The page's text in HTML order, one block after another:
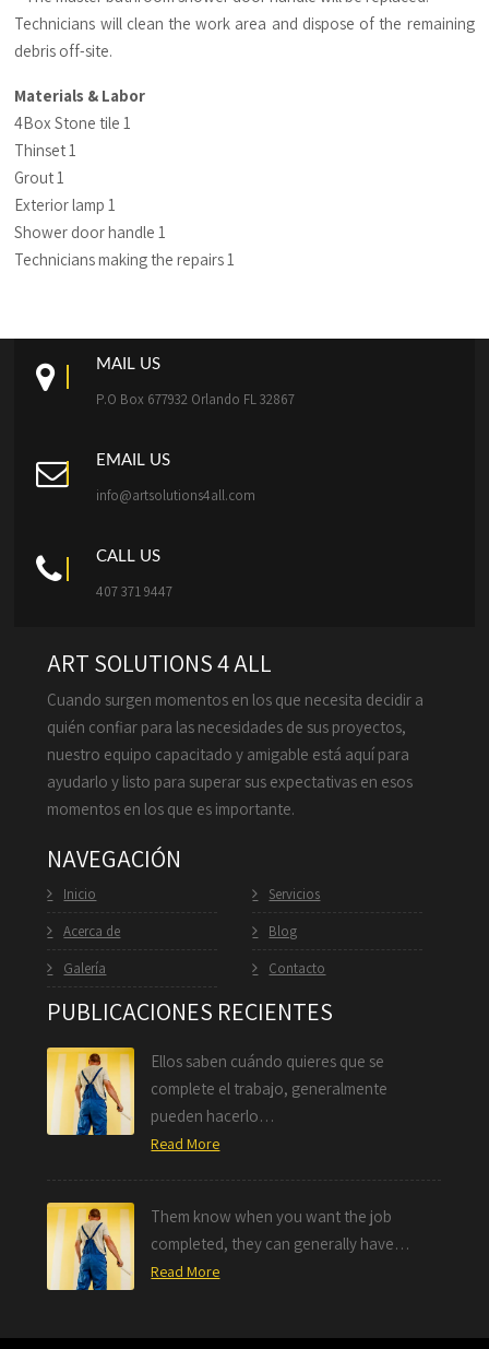
Technicians will clean the work area and dispose of the remaining
debris off-site.
Materials & Labor
4Box Stone tile 1
Thinset 1
Grout 1
Exterior lamp 1
Shower door handle 1
Technicians making the repairs 1
MAIL US
P.O Box 677932 Orlando FL 32867
EMAIL US
info@artsolutions4all.com
CALL US
407 371 9447
ART SOLUTIONS 4 ALL
Cuando surgen momentos en los que necesita decidir a
quién confiar para las necesidades de sus proyectos,
nuestro equipo capacitado y amigable está aquí para
ayudarlo y listo para superar sus expectativas en esos
momentos en los que es importante.
NAVEGACIÓN
Inicio
Acerca de
Galería
Servicios
Blog
Contacto
PUBLICACIONES RECIENTES
Ellos saben cuándo quieres que se
complete el trabajo, generalmente
pueden hacerlo…
Read More
Them know when you want the job
completed, they can generally have…
Read More